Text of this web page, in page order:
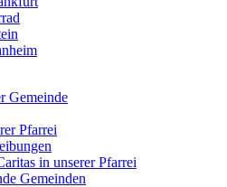
Gemeinde
Pfarrei
in unserer Pfarrei
Gemeinden